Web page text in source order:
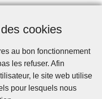
cookies
au bon fonctionnement
les refuser. Afin
le site web utilise
pour lesquels nous